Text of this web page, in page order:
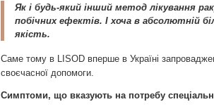
Як і будь-який інший метод лікування
побічних ефектів. І хоча в абсолютній
якість.
Саме тому в LISOD вперше в Україні
своєчасної допомоги.
Симптоми, що вказують на потребу